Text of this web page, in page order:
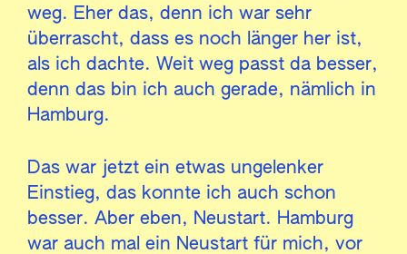
weg. Eher das, denn ich war sehr
überrascht, dass es noch länger her ist,
als ich dachte. Weit weg passt da besser,
denn das bin ich auch gerade, nämlich in
Hamburg.
Das war jetzt ein etwas ungelenker
Einstieg, das konnte ich auch schon
besser. Aber eben, Neustart. Hamburg
war auch mal ein Neustart für mich, vor